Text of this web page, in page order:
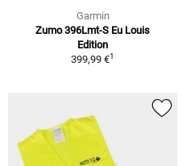
Garmin
Zumo 396Lmt-S Eu Louis
Edition
399,99 €1